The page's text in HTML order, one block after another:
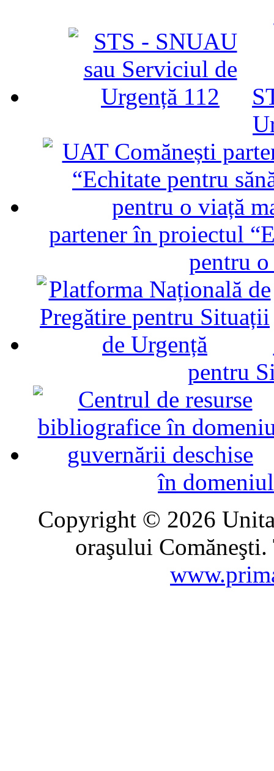
partener în proiectul
pentru
pentru
în
Copyright © 2026
oraşului